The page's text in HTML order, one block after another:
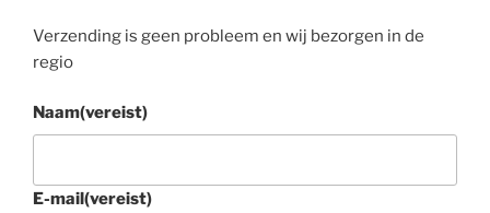
Verzending is geen probleem en wij bezorgen in de
regio
Naam(vereist)
E-mail(vereist)